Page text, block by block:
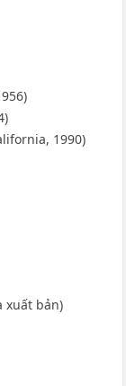
1990)
xuất bản)